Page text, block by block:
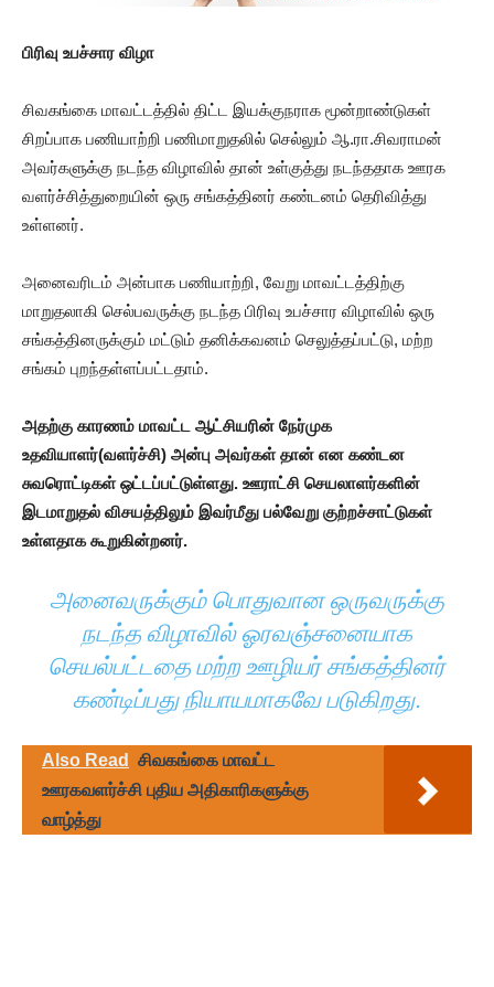
பிரிவு உபச்சார விழா
சிவகங்கை மாவட்டத்தில் திட்ட இயக்குநராக மூன்றாண்டுகள்
சிறப்பாக பணியாற்றி பணிமாறுதலில் செல்லும் ஆ.ரா.சிவராமன்
அவர்களுக்கு நடந்த விழாவில் தான் உள்குத்து நடந்ததாக ஊரக
வளர்ச்சித்துறையின் ஒரு சங்கத்தினர் கண்டனம் தெரிவித்து
உள்ளனர்.
அனைவரிடம் அன்பாக பணியாற்றி, வேறு மாவட்டத்திற்கு
மாறுதலாகி செல்பவருக்கு நடந்த பிரிவு உபச்சார விழாவில் ஒரு
சங்கத்தினருக்கும் மட்டும் தனிக்கவனம் செலுத்தப்பட்டு, மற்ற
சங்கம் புறந்தள்ளப்பட்டதாம்.
அதற்கு காரணம் மாவட்ட ஆட்சியரின் நேர்முக
உதவியாளர்(வளர்ச்சி) அன்பு அவர்கள் தான் என கண்டன
சுவரொட்டிகள் ஒட்டப்பட்டுள்ளது. ஊராட்சி செயலாளர்களின்
இடமாறுதல் விசயத்திலும் இவர்மீது பல்வேறு குற்றச்சாட்டுகள்
உள்ளதாக கூறுகின்றனர்.
அனைவருக்கும் பொதுவான ஒருவருக்கு
நடந்த விழாவில் ஓரவஞ்சனையாக
செயல்பட்டதை மற்ற ஊழியர் சங்கத்தினர்
கண்டிப்பது நியாயமாகவே படுகிறது.
Also Read
சிவகங்கை மாவட்ட
ஊரகவளர்ச்சி புதிய அதிகாரிகளுக்கு
வாழ்த்து